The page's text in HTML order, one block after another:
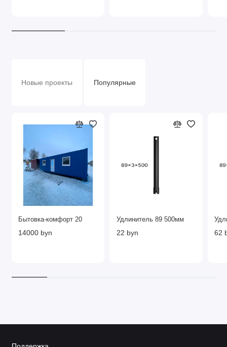
Новые проекты Популярные
Бытовка-комфорт 20
14000 byn
Удлинитель 89 500мм
22 byn 62